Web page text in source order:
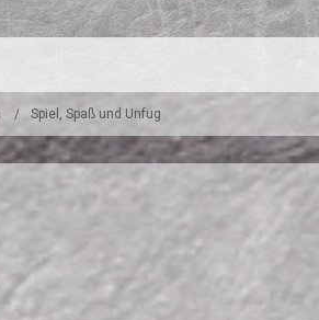
Spiel, Spaß und Unfug